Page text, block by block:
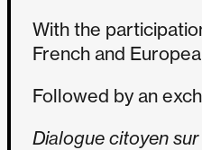
With the
French and
Followed by an
Dialogue citoyen sur